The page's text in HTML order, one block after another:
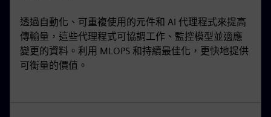
透過自動化、可重複使用的元件和 AI 代理程式來提高
傳輸量，這些代理程式可協調工作、監控模型並適應
變更的資料。利用 MLOPS 和持續最佳化，更快地提供
可衡量的價值。